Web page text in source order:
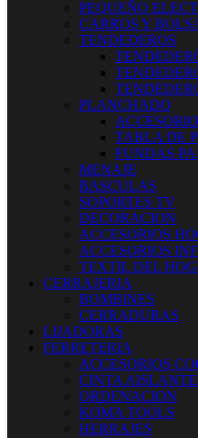
PEQUEÑO
CARROS Y
TENDEDEROS
PLANCHADO
TABLA DE
FUNDAS
MENAJE
BASCULAS
SOPORTES TV
DECORACION
ACCESORIOS
ACCESORIOS
TEXTIL DEL
CERRAJERIA
BOMBINES
CERRADURAS
LIJADORAS
FERRETERIA
ACCESORIOS
CINTA
ORDENACION
KOMA TOOLS
HERRAJES